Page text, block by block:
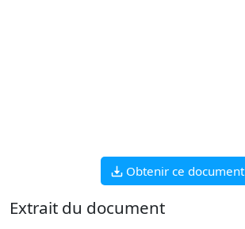
Obtenir ce document
Extrait du document